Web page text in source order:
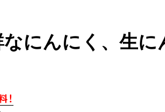
にんにく、生